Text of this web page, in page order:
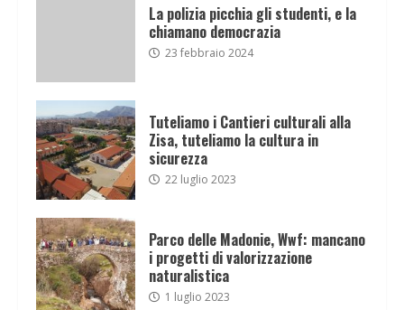
La polizia picchia gli studenti, e la
chiamano democrazia
23 febbraio 2024
Tuteliamo i Cantieri culturali alla
Zisa, tuteliamo la cultura in
sicurezza
22 luglio 2023
Parco delle Madonie, Wwf: mancano
i progetti di valorizzazione
naturalistica
1 luglio 2023